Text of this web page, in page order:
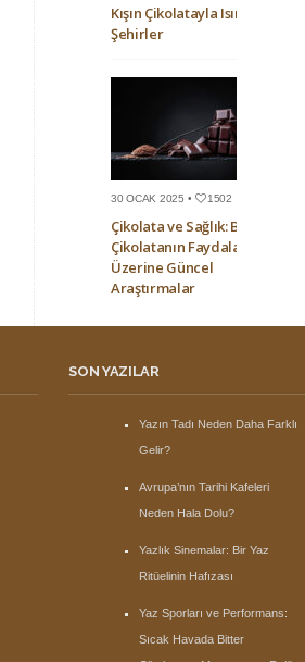
Kışın Çikolatayla Isınan
Şehirler
30 OCAK 2025 • 1502
Çikolata ve Sağlık: Bitter
Çikolatanın Faydaları
Üzerine Güncel
Araştırmalar
SON YAZILAR
Yazın Tadı Neden Daha Farklı
Gelir?
Avrupa’nın Tarihi Kafeleri
Neden Hala Dolu?
Yazlık Sinemalar: Bir Yaz
Ritüelinin Hafızası
Yaz Sporları ve Performans:
Sıcak Havada Bitter